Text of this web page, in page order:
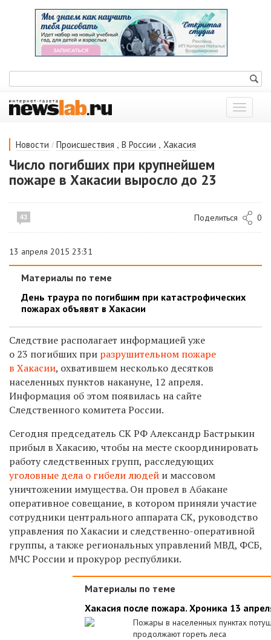
Показать
меню
Новости / Происшествия , В России , Хакасия
Число погибших при крупнейшем
пожаре в Хакасии выросло до 23
43 Поделиться 0
13 апреля 2015 23:31
Материалы по теме
День траура по погибшим при катастрофических
пожарах объявят в Хакасии
Следствие располагает информацией уже
о 23 погибших при разрушительном пожаре
в Хакасии, охватившем несколько десятков
населенных пунктов накануне, 12 апреля.
Информация об этом появилась на сайте
Следственного комитета России.
Сегодня председатель СК РФ Александр Бастрыкин
прибыл в Хакасию, чтобы на месте скоординировать
работу следственных групп, расследующих
уголовные дела о гибели людей и массовом
уничтожении имущества. Он провел в Абакане
оперативное совещание, в котором приняли участие
сотрудники центрального аппарата СК, руководство
управления по Хакасии и следственно-оперативной
группы, а также региональных управлений МВД, ФСБ,
МЧС России и прокурор республики.
Материалы по теме
Хакасия после пожара. Хроника 13
Пожары в населенных пунктах
продолжают гореть леса